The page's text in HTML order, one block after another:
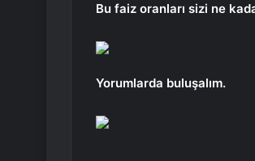
Bu faiz oranları sizi ne
Yorumlarda buluşalım.